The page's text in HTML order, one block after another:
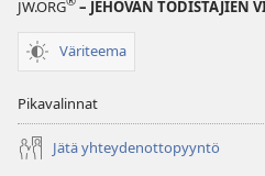
JW.ORG – JEHOVAN TODISTAJIEN
Väriteema
Pikavalinnat
Jätä yhteydenottopyyntö